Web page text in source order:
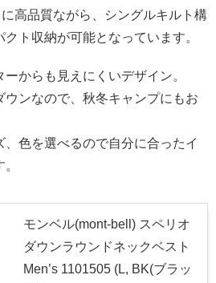
高品質ながら、シングルキルト構
ト収納が可能となっています。
からも見えにくいデザイン。
ンなので、秋冬キャンプにもお
色を選べるので自分に合ったイ
モンベル(mont-bell) スペリオ
ダウンラウンドネックベスト
Men’s 1101505 (L, BK(ブラッ